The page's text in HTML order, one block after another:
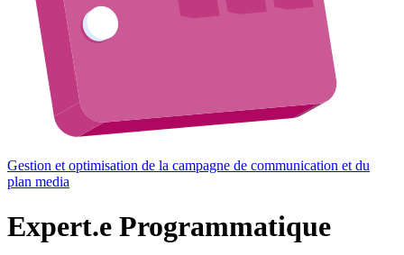
Gestion et optimisation de la campagne de communication et du
plan media
Expert.e Programmatique